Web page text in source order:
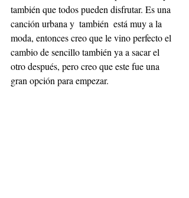
también que todos pueden disfrutar. Es una
canción urbana y  también  está muy a la
moda, entonces creo que le vino perfecto el
cambio de sencillo también ya a sacar el
otro después, pero creo que este fue una
gran opción para empezar.